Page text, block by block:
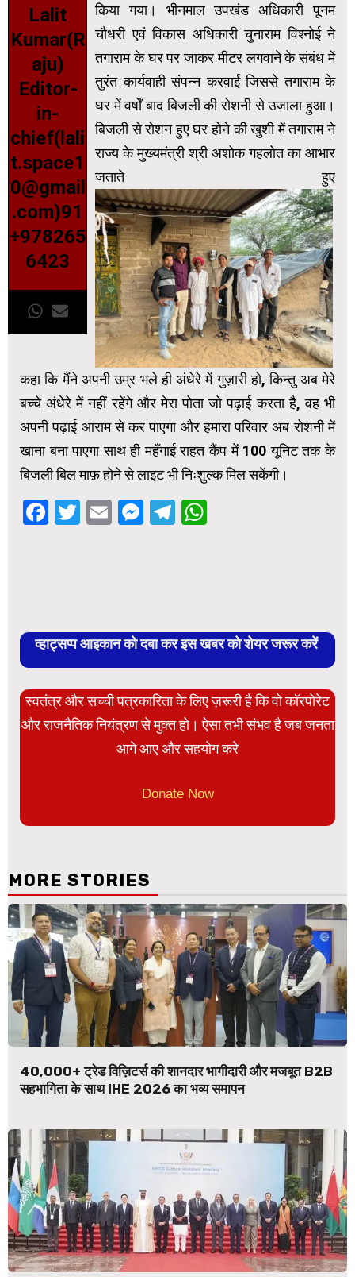
Lalit
Kumar(R
aju)
Editor-
in-
chief(lali
t.space1
0@gmail
.com)91
+978265
6423
किया गया। भीनमाल उपखंड अधिकारी पूनम
चौधरी एवं विकास अधिकारी चुनाराम विश्नोई ने
तगाराम के घर पर जाकर मीटर लगवाने के संबंध में
तुरंत कार्यवाही संपन्न करवाई जिससे तगाराम के
घर में वर्षों बाद बिजली की रोशनी से उजाला हुआ।
बिजली से रोशन हुए घर होने की खुशी में तगाराम ने
राज्य के मुख्यमंत्री श्री अशोक गहलोत का आभार
जताते हुए
कहा कि मैंने अपनी उम्र भले ही अंधेरे में गुज़ारी हो, किन्तु अब मेरे
बच्चे अंधेरे में नहीं रहेंगे और मेरा पोता जो पढ़ाई करता है, वह भी
अपनी पढ़ाई आराम से कर पाएगा और हमारा परिवार अब रोशनी में
खाना बना पाएगा साथ ही महँगाई राहत कैंप में 100 यूनिट तक के
बिजली बिल माफ़ होने से लाइट भी निःशुल्क मिल सकेंगी।
Facebook
Twitter
EmailMessenger
Telegram
व्हाट्सप्प आइकान को दबा कर इस खबर को शेयर जरूर करें
स्वतंत्र और सच्ची पत्रकारिता के लिए ज़रूरी है कि वो कॉरपोरेट
और राजनैतिक नियंत्रण से मुक्त हो। ऐसा तभी संभव है जब जनता
आगे आए और सहयोग करे
Donate Now
MORE STORIES
40,000+ ट्रेड विज़िटर्स की शानदार भागीदारी और मजबूत B2B
सहभागिता के साथ IHE 2026 का भव्य समापन